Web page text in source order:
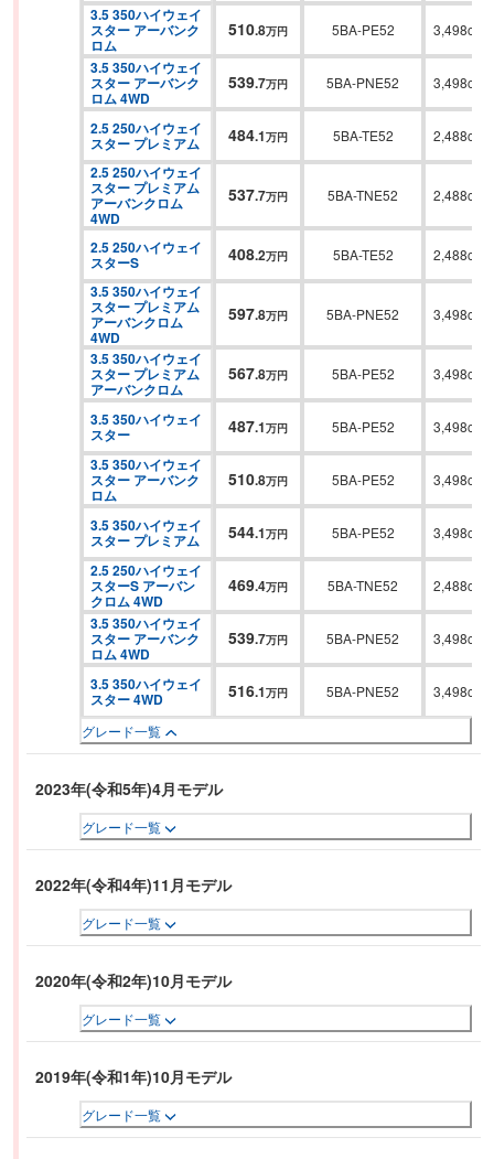
3.5 350ハイウェイ
スター アーバンク
ロム
510.8万円 5BA-PE52 3,498cc
3.5 350ハイウェイ
スター アーバンク
ロム 4WD
539.7万円 5BA-PNE52 3,498cc
2.5 250ハイウェイ
スター プレミアム 484.1万円 5BA-TE52 2,488cc
2.5 250ハイウェイ
スター プレミアム
アーバンクロム
4WD
537.7万円 5BA-TNE52 2,488cc
2.5 250ハイウェイ
スターS 408.2万円 5BA-TE52 2,488cc
3.5 350ハイウェイ
スター プレミアム
アーバンクロム
4WD
597.8万円 5BA-PNE52 3,498cc
3.5 350ハイウェイ
スター プレミアム
アーバンクロム
567.8万円 5BA-PE52 3,498cc
3.5 350ハイウェイ
スター 487.1万円 5BA-PE52 3,498cc
3.5 350ハイウェイ
スター アーバンク
ロム
510.8万円 5BA-PE52 3,498cc
3.5 350ハイウェイ
スター プレミアム 544.1万円 5BA-PE52 3,498cc
2.5 250ハイウェイ
スターS アーバン
クロム 4WD
469.4万円 5BA-TNE52 2,488cc
3.5 350ハイウェイ
スター アーバンク
ロム 4WD
539.7万円 5BA-PNE52 3,498cc
3.5 350ハイウェイ
スター 4WD 516.1万円 5BA-PNE52 3,498cc
グレード一覧
2023年(令和5年)4月モデル
グレード一覧
2022年(令和4年)11月モデル
グレード一覧
2020年(令和2年)10月モデル
グレード一覧
2019年(令和1年)10月モデル
グレード一覧